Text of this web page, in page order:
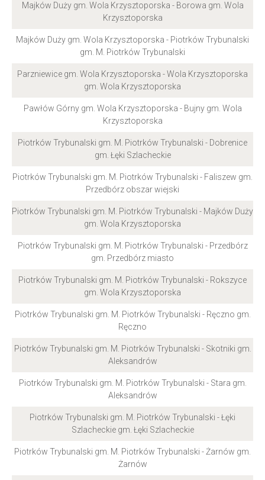
Majków Duży gm. Wola Krzysztoporska - Borowa gm. Wola
Krzysztoporska
Majków Duży gm. Wola Krzysztoporska - Piotrków Trybunalski
gm. M. Piotrków Trybunalski
Parzniewice gm. Wola Krzysztoporska - Wola Krzysztoporska
gm. Wola Krzysztoporska
Pawłów Górny gm. Wola Krzysztoporska - Bujny gm. Wola
Krzysztoporska
Piotrków Trybunalski gm. M. Piotrków Trybunalski - Dobrenice
gm. Łęki Szlacheckie
Piotrków Trybunalski gm. M. Piotrków Trybunalski - Faliszew gm.
Przedbórz obszar wiejski
Piotrków Trybunalski gm. M. Piotrków Trybunalski - Majków Duży
gm. Wola Krzysztoporska
Piotrków Trybunalski gm. M. Piotrków Trybunalski - Przedbórz
gm. Przedbórz miasto
Piotrków Trybunalski gm. M. Piotrków Trybunalski - Rokszyce
gm. Wola Krzysztoporska
Piotrków Trybunalski gm. M. Piotrków Trybunalski - Ręczno gm.
Ręczno
Piotrków Trybunalski gm. M. Piotrków Trybunalski - Skotniki gm.
Aleksandrów
Piotrków Trybunalski gm. M. Piotrków Trybunalski - Stara gm.
Aleksandrów
Piotrków Trybunalski gm. M. Piotrków Trybunalski - Łęki
Szlacheckie gm. Łęki Szlacheckie
Piotrków Trybunalski gm. M. Piotrków Trybunalski - Żarnów gm.
Żarnów